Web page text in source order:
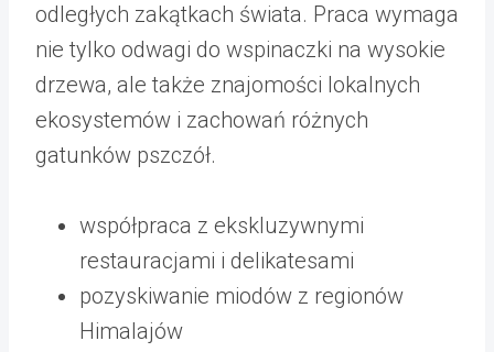
odległych zakątkach świata. Praca wymaga
nie tylko odwagi do wspinaczki na wysokie
drzewa, ale także znajomości lokalnych
ekosystemów i zachowań różnych
gatunków pszczół.
współpraca z ekskluzywnymi
restauracjami i delikatesami
pozyskiwanie miodów z regionów
Himalajów